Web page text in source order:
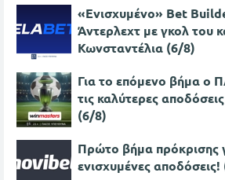
«Ενισχυμένο» Bet
Άντερλεχτ με γκολ του
Κωνσταντέλια (6/8)
Για το επόμενο βήμα ο
τις καλύτερες
(6/8)
Πρώτο βήμα πρόκρισης
ενισχυμένες